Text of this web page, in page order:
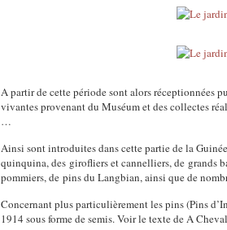
A partir de cette période sont alors réceptionnées
vivantes provenant du Muséum et des collectes
…
Ainsi sont introduites dans cette partie de la
quinquina, des girofliers et cannelliers, de grands
pommiers, de pins du Langbian, ainsi que de
Concernant plus particulièrement les pins (Pins
1914 sous forme de semis. Voir le texte de A